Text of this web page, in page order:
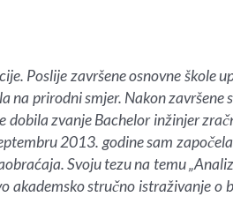
Poslije završene osnovne škole
prirodni smjer. Nakon završene
zvanje Bachelor inžinjer
2013. godine sam
Svoju tezu na temu
stručno istraživanje o